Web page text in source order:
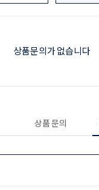
상품문의가 없습니다
상품 문의